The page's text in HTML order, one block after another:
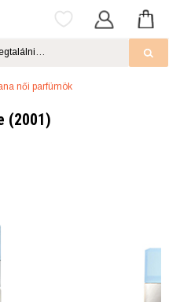
női parfümök
(2001)